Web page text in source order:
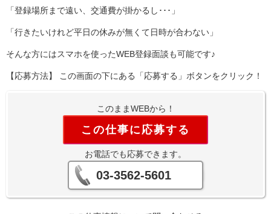
「登録場所まで遠い、交通費が掛かるし･･･」
「行きたいけれど平日の休みが無くて日時が合わない」
そんな方にはスマホを使ったWEB登録面談も可能です♪
【応募方法】 この画面の下にある「応募する」ボタンをクリック！
このままWEBから！
この仕事に応募する
お電話でも応募できます。
03-3562-5601